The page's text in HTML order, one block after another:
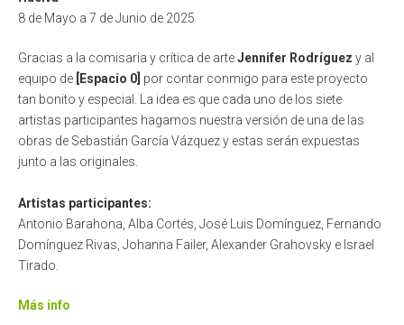
8 de Mayo a 7 de Junio de 2025
Gracias a la comisaria y crítica de arteJennifer Rodríguez y al
equipo de
[Espacio 0] por contar conmigo para este proyecto
tan bonito y especial. La idea es que cada uno de los siete
artistas participantes hagamos nuestra versión de una de las
obras de Sebastián García Vázquez y estas serán expuestas
junto a las originales.
Artistas participantes:
Antonio Barahona, Alba Cortés, José Luis Domínguez, Fernando
Domínguez Rivas, Johanna Failer, Alexander Grahovsky e Israel
Tirado.
Más info